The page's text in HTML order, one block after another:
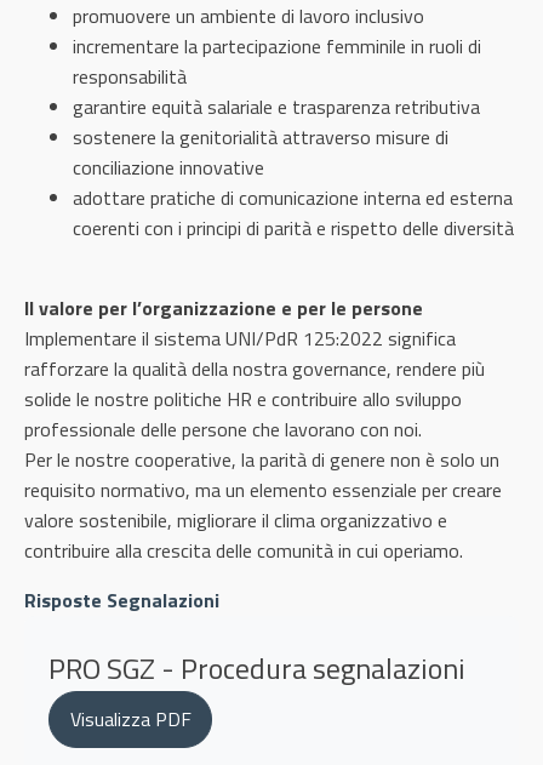
promuovere un ambiente di lavoro inclusivo
incrementare la partecipazione femminile in ruoli di
responsabilità
garantire equità salariale e trasparenza retributiva
sostenere la genitorialità attraverso misure di
conciliazione innovative
adottare pratiche di comunicazione interna ed esterna
coerenti con i principi di parità e rispetto delle diversità
Il valore per l’organizzazione e per le persone
Implementare il sistema UNI/PdR 125:2022 significa
rafforzare la qualità della nostra governance, rendere più
solide le nostre politiche HR e contribuire allo sviluppo
professionale delle persone che lavorano con noi.
Per le nostre cooperative, la parità di genere non è solo un
requisito normativo, ma un elemento essenziale per creare
valore sostenibile, migliorare il clima organizzativo e
contribuire alla crescita delle comunità in cui operiamo.
Risposte Segnalazioni
PRO SGZ - Procedura segnalazioni
Visualizza PDF